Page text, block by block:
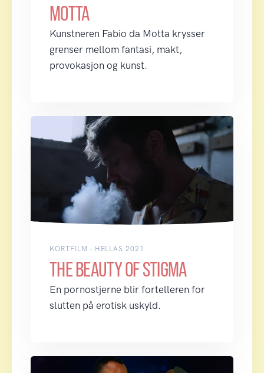
MOTTA
Kunstneren Fabio da Motta krysser
grenser mellom fantasi, makt,
provokasjon og kunst.
KORTFILM - HELLAS 2021
THE BEAUTY OF STIGMA
En pornostjerne blir fortelleren for
slutten på erotisk uskyld.